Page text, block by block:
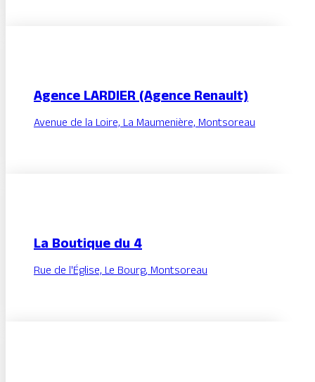
Agence LARDIER (Agence Renault)
Avenue de la Loire, La Maumenière, Montsoreau
La Boutique du 4
Rue de l'Église, Le Bourg, Montsoreau